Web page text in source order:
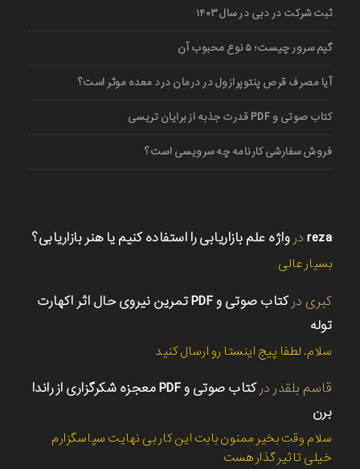
ثبت شرکت در دبی در سال ۱۴۰۳
گیم سرور چیست؛ ۵ نوع محبوب آن
آیا مصرف قرص پنتوپرازول در درمان درد معده موثر است؟
کتاب صوتی و PDF قدرت جذبه از برایان تریسی
فروش سفارشی کارنامه چه سرویسی است؟
reza در واژه علم بازاریابی را استفاده کنیم یا هنر بازاریابی؟
بسیار عالی
کبری در
کتاب صوتی و PDF تمرین نیروی حال اثر اکهارت
توله
سلام. لطفا پیج اینستا رو ارسال کنید
قاسم بلقدر در
کتاب صوتی و PDF معجزه شکرگزاری از راندا
برن
سلام وقت بخیر ممنون بابت این کار بی نهایت سپاسگزارم
خیلی تاثیر گذار هست